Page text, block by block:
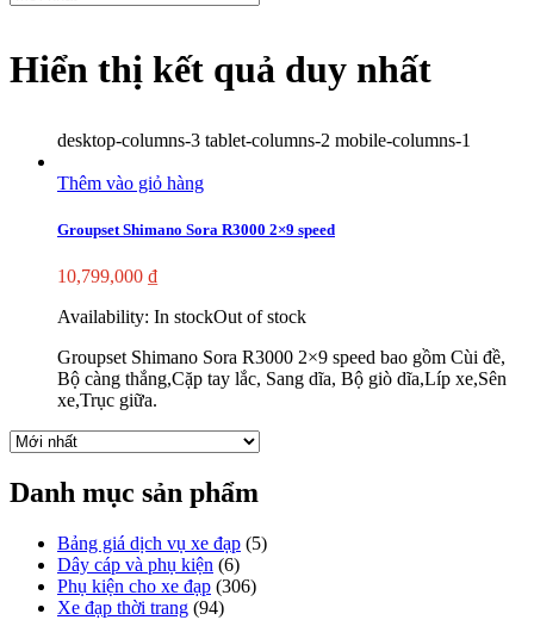
Hiển thị kết quả duy nhất
desktop-columns-3 tablet-columns-2 mobile-columns-1
Thêm vào giỏ hàng
Groupset Shimano Sora R3000 2×9 speed
10,799,000 ₫
Availability: In stockOut of stock
Groupset Shimano Sora R3000 2×9 speed bao gồm Cùi đề,
Bộ càng thắng,Cặp tay lắc, Sang dĩa, Bộ giò dĩa,Líp xe,Sên
xe,Trục giữa.
Danh mục sản phẩm
Bảng giá dịch vụ xe đạp (5)
Dây cáp và phụ kiện (6)
Phụ kiện cho xe đạp (306)
Xe đạp thời trang (94)